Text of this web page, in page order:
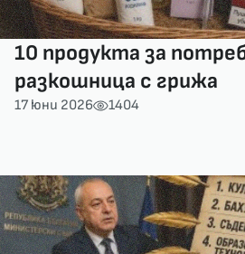
10 продукта за
разкошница с грижа
17 юни 2026 1404